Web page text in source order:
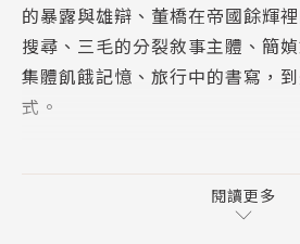
的暴露與雄辯、董橋在帝國餘輝
搜尋、三毛的分裂敘事主體、簡
集體飢餓記憶、旅行中的書寫，
式。
圍涵蓋了九位重量級散文大家，
閱讀更多